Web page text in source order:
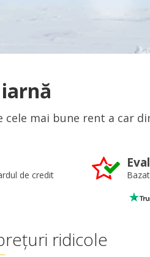
mai bune rent a car
de credit
ridicole